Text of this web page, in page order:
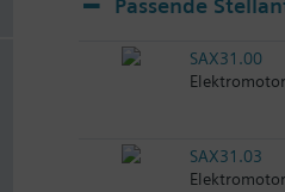
Passende
SAX31.00
SAX31.03